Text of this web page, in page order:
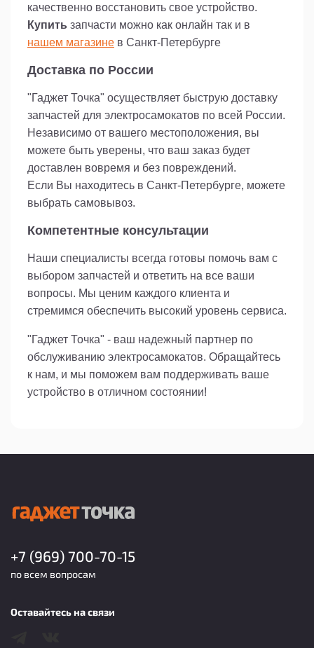
качественно восстановить свое устройство.
Купить запчасти можно как онлайн так и в
нашем магазине в Санкт-Петербурге
Доставка по России
"Гаджет Точка" осуществляет быструю доставку
запчастей для электросамокатов по всей России.
Независимо от вашего местоположения, вы
можете быть уверены, что ваш заказ будет
доставлен вовремя и без повреждений.
Если Вы находитесь в Санкт-Петербурге, можете
выбрать самовывоз.
Компетентные консультации
Наши специалисты всегда готовы помочь вам с
выбором запчастей и ответить на все ваши
вопросы. Мы ценим каждого клиента и
стремимся обеспечить высокий уровень сервиса.
"Гаджет Точка" - ваш надежный партнер по
обслуживанию электросамокатов. Обращайтесь
к нам, и мы поможем вам поддерживать ваше
устройство в отличном состоянии!
+7 (969) 700-70-15
по всем вопросам
Оставайтесь на связи